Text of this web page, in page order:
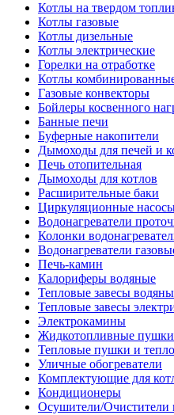
Котлы на твердом
Котлы газовые
Котлы дизельные
Котлы электрические
Горелки на отработке
Котлы
Газовые конвекторы
Бойлеры косвенного
Банные печи
Буферные накопители
Дымоходы для печей и
Печь отопительная
Дымоходы для котлов
Расширительные баки
Циркуляционные
Водонагреватели
Колонки
Водонагреватели
Печь-камин
Калориферы водяные
Тепловые завесы
Тепловые завесы
Электрокамины
Жидкотопливные пушки
Тепловые пушки и
Уличные обогреватели
Комплектующие для
Кондиционеры
Осушители/Очистители